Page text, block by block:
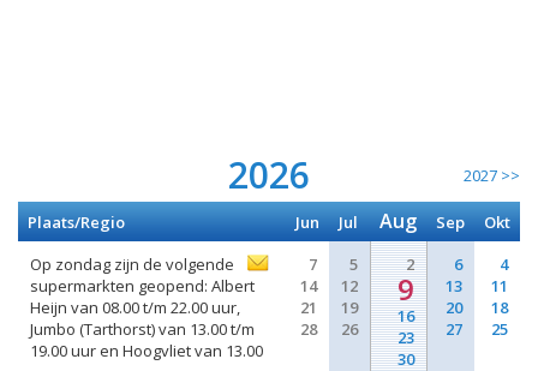
2026 2027 >>
Plaats/Regio Jun Jul Aug Sep
Okt
Op zondag zijn de volgende
supermarkten geopend: Albert
Heijn van 08.00 t/m 22.00 uur,
Jumbo (Tarthorst) van 13.00 t/m
19.00 uur en Hoogvliet van 13.00
7
14
21
28
5
12
19
26
2
9
16
23
30
6
13
20
27
4
11
18
25